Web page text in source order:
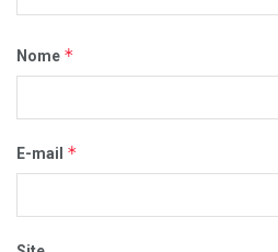
Nome *
E-mail *